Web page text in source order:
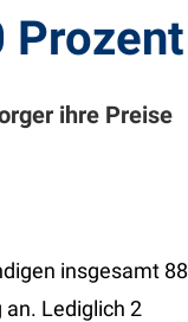
Prozent
ihre Preise
insgesamt 88
an. Lediglich 2